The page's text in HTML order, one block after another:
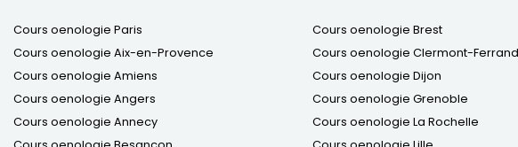
Cours oenologie Paris
Cours oenologie Aix-en-Provence
Cours oenologie Amiens
Cours oenologie Angers
Cours oenologie Annecy
Cours oenologie Brest
Cours oenologie Clermont-Ferrand
Cours oenologie Dijon
Cours oenologie Grenoble
Cours oenologie La Rochelle